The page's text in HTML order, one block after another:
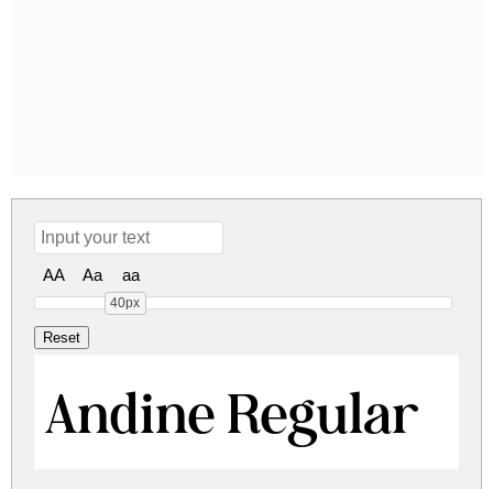
AA Aa aa
40px
Andine Regular